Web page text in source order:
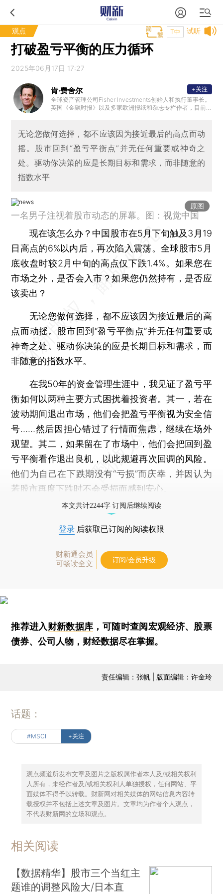
观点 试听
T中
打破盈亏平衡的压力循环
2025年06月17日 17:27
肯·费舍尔
全球资产管理公司Fisher Investments创始人和执行董事长。
英国《金融时报》以及多家欧洲报纸和杂志专栏作者，目前
+关注
无论您做何选择，都不应该因为接近最后的高点而动
摇。股市回到“盈亏平衡点”并无任何重要或神奇之
处。驱动你决策的应是长期目标和需求，而非随意的
指数水平
原图
一名男子注视着股市动态的屏幕。图：视觉中国
现在该怎么办？中国股市在5月下旬触及3月19
日高点的6%以内后，再次陷入震荡。全球股市5月
底收盘时较2月中旬的高点仅下跌1.4%。如果您在
市场之外，是否会入市？如果您仍然持有，是否应
该卖出？
无论您做何选择，都不应该因为接近最后的高
点而动摇。股市回到“盈亏平衡点”并无任何重要或
神奇之处。驱动你决策的应是长期目标和需求，而
非随意的指数水平。
在我50年的资金管理生涯中，我见证了盈亏平
衡如何以两种主要方式困扰着投资者。其一，若在
波动期间退出市场，他们会把盈亏平衡视为安全信
号……然后因担心错过了行情而焦虑，继续在场外
观望。其二，如果留在了市场中，他们会把回到盈
亏平衡看作退出良机，以此规避再次回调的风险。
他们为自己在下跌期没有“亏损”而庆幸，并因认为
若股市再度下跌时不会受损而感到安心。
本文共计2244字 订阅后继续阅读
登录 后获取已订阅的阅读权限
财新通会员
可畅读全文
订阅/会员升级
推荐进入财新数据库 ，可随时查阅宏观经济、股票
债券、公司人物，财经数据尽在掌握。
责任编辑：张帆 | 版面编辑：许金玲
话题：
#MSCI +关注
观点频道所发布文章及图片之版权属作者本人及/或相关权利
人所有，未经作者及/或相关权利人单独授权，任何网站、平
面媒体不得予以转载。财新网对相关媒体的网站信息内容转
载授权并不包括上述文章及图片。文章均为作者个人观点，
不代表财新网的立场和观点。
相关阅读
【数据精华】股市三个当红主
题谁的调整风险大/日本直